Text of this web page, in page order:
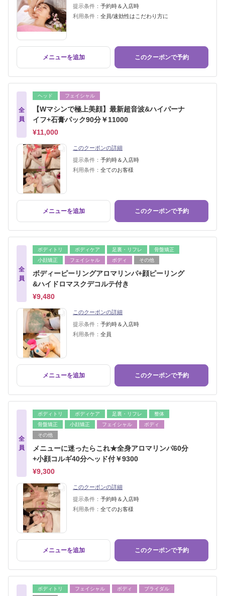
提示条件： 予約時＆入店時
利用条件： 全員/速効性はこだわり方に
メニューを追加 このクーポンで予約
全
員
ヘッド フェイシャル
【Wマシンで極上美顔】最新超音波&ハイパーナ
イフ+石膏パック90分￥11000
¥11,000
このクーポンの詳細
提示条件： 予約時＆入店時
利用条件： 全てのお客様
メニューを追加 このクーポンで予約
全
員
ボディトリ ボディケア 足裏・リフレ
骨盤矯正
小顔矯正
フェイシャル ボディ その他
ボディーピーリングアロマリンパ+顔ピーリング
&ハイドロマスクデコルテ付き
¥9,480
このクーポンの詳細
提示条件： 予約時＆入店時
利用条件： 全員
メニューを追加 このクーポンで予約
全
員
ボディトリ ボディケア 足裏・リフレ
整体
骨盤矯正
小顔矯正 フェイシャル
ボディ
その他
メニューに迷ったらこれ★全身アロマリンパ60分
+小顔コルギ40分ヘッド付￥9300
¥9,300
このクーポンの詳細
提示条件： 予約時＆入店時
利用条件： 全てのお客様
メニューを追加 このクーポンで予約
ボディトリ フェイシャル ボディ ブライダル